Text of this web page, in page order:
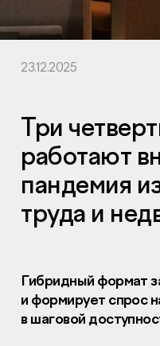
23.12.2025
Три
работают
пандемия
труда и
Гибридный формат
и формирует спрос
в шаговой